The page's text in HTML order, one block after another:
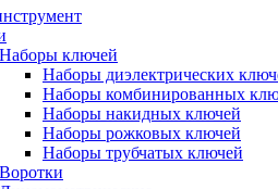
Наборы ключей
Наборы диэлектрических
Наборы комбинированных
Наборы накидных ключей
Наборы рожковых ключей
Наборы трубчатых ключей
Воротки